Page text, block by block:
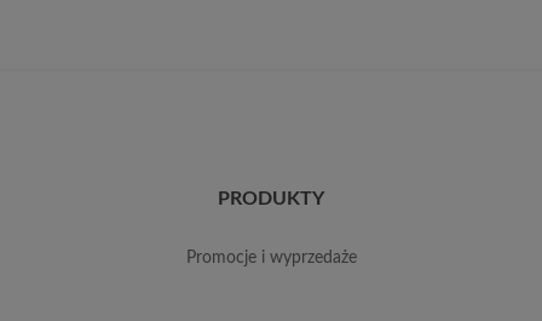
PRODUKTY
promocje i wyprzedaże